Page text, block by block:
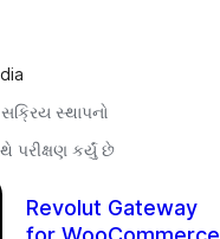
સ્થાપનો
પરીક્ષણ કર્યું છે
Revolut Gateway